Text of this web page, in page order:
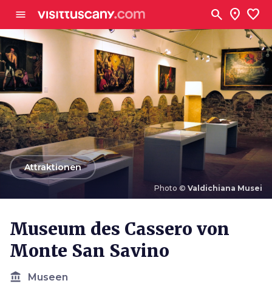
menu search location_on favorite
Photo © Valdichiana Musei
arrow_backAttraktionen
Museum des Cassero von
Monte San Savino
account_balance Museen